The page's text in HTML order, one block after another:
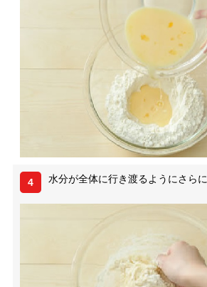
4 水分が全体に行き渡るようにさらに